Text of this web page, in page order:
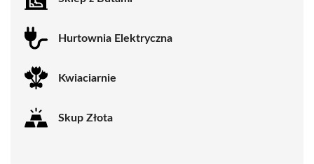
Hurtownia Elektryczna
Kwiaciarnie
Skup Złota